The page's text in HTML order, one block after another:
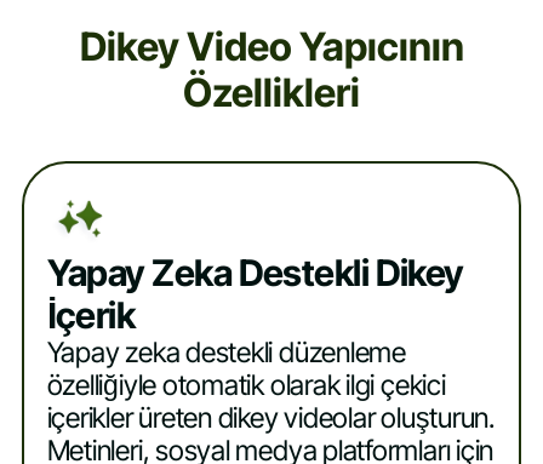
Dikey Video Yapıcının
Özellikleri
Yapay Zeka Destekli Dikey
İçerik
Yapay zeka destekli düzenleme
özelliğiyle otomatik olarak ilgi çekici
içerikler üreten dikey videolar oluşturun.
Metinleri, sosyal medya platformları için